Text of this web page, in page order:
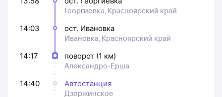
Георгиевка, Красноярский край
14:03
ост. Ивановка
Ивановка, Красноярский край
14:17
поворот (1 км)
Александро-Ерша
14:40
Автостанция
Дзержинское